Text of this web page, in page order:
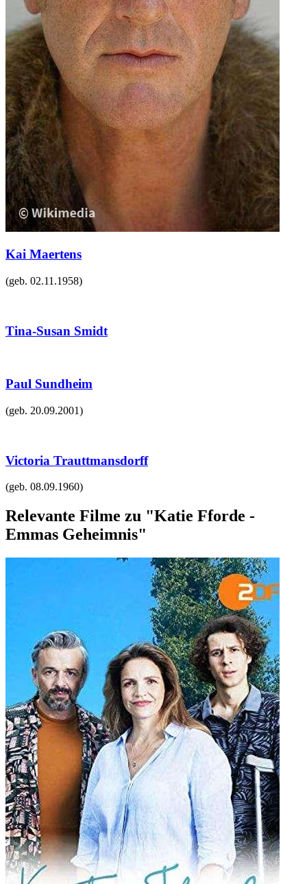
Kai Maertens
(geb. 02.11.1958)
Tina-Susan Smidt
Paul Sundheim
(geb. 20.09.2001)
Victoria Trauttmansdorff
(geb. 08.09.1960)
Relevante Filme zu "Katie Fforde -
Emmas Geheimnis"